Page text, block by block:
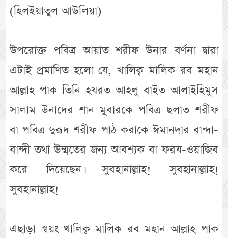
(হিলইয়াতুল আউলিয়া)
উপরোক্ত পবিত্র আয়াত শরীফ উনার বর্ণনা দ্বারা
এটাই প্রমাণিত হলো যে, খালিক্ব মালিক রব মহান
আল্লাহ পাক তিনি হযরত আহলু বাইত আলাইহিমুস
সালাম উনাদের শান মুবারকে পবিত্র ছলাত শরীফ
বা পবিত্র দুরূদ শরীফ পাঠ করাকে ঈমানদার বান্দা-
বান্দী তথা উম্মতের জন্য আবশ্যক বা ফরয-ওয়াজিব
করে দিয়েছেন। সুবহানাল্লাহ! সুবহানাল্লাহ!
সুবহানাল্লাহ!
এছাড়া স্বয়ং খালিক্ব মালিক রব মহান আল্লাহ পাক